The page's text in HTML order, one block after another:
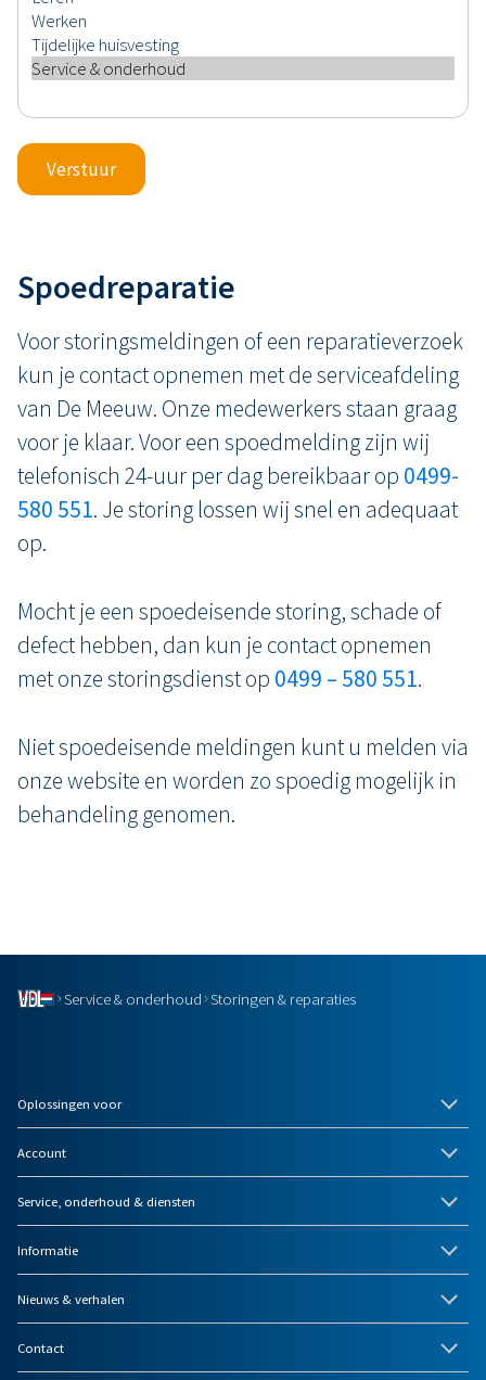
Verstuur
Spoedreparatie
Voor storingsmeldingen of een reparatieverzoek
kun je contact opnemen met de serviceafdeling
van De Meeuw. Onze medewerkers staan graag
voor je klaar. Voor een spoedmelding zijn wij
telefonisch 24-uur per dag bereikbaar op 0499-
580 551. Je storing lossen wij snel en adequaat
op.
Mocht je een spoedeisende storing, schade of
defect hebben, dan kun je contact opnemen
met onze storingsdienst op 0499 – 580 551.
Niet spoedeisende meldingen kunt u melden via
onze website en worden zo spoedig mogelijk in
behandeling genomen.
Service & onderhoud Storingen & reparaties
Oplossingen voor
Account
Service, onderhoud & diensten
Informatie
Nieuws & verhalen
Contact